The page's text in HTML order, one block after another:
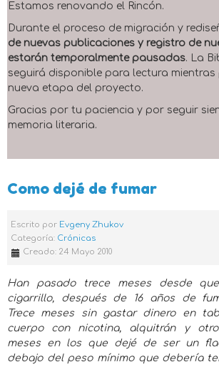
Estamos renovando el Rincón.
Durante el proceso de migración y
de nuevas publicaciones y registro de
estarán temporalmente pausadas. La
seguirá disponible para lectura
nueva etapa del proyecto.
Gracias por tu paciencia y por seguir
memoria literaria.
Como dejé de fumar
Escrito por Evgeny Zhukov
Categoría: Crónicas
Creado: 24 Mayo 2010
Han pasado trece meses desde
cigarrillo, después de 16 años de
Trece meses sin gastar dinero en
cuerpo con nicotina, alquitrán y
meses en los que dejé de ser un
debajo del peso mínimo que debería